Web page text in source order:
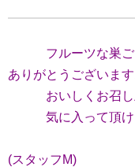
フルーツな巣ごも
ありがとうございます
おいしくお召し上
気に入って頂けた
(スタッフM)